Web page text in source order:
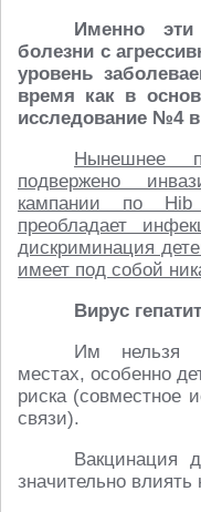
Именно
болезни с
уровень
время как в
исследование №4
Нынешнее
подвержено
кампании по
преобладает
дискриминация
имеет под собой
Вирус
Им нельзя
местах, особенно
риска (совместное
связи).
Вакцинация
значительно